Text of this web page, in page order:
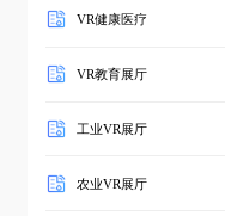
VR健康医疗
VR教育展厅
工业VR展厅
农业VR展厅